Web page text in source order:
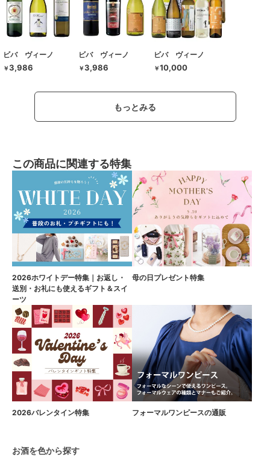
ビバ ヴィーノ
￥3,986
ビバ ヴィーノ
￥3,986
ビバ ヴィーノ
￥10,000
もっとみる
この商品に関連する特集
2026ホワイトデー特集｜お返し・
送別・お礼にも使えるギフト＆スイ
ーツ
母の日プレゼント特集
2026バレンタイン特集 フォーマルワンピースの通販
お酒を色から探す